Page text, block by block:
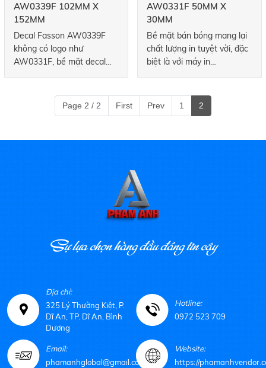
AW0339F 102MM X
152MM
Decal Fasson AW0339F
không có logo như
AW0331F, bề mặt decal
bóng mang lại chất lượng in
tuyệt vời, đặc biệt là với
bên trong cao của lớp lót
AW0331F 50MM X
30MM
Bề mặt bán bóng mang lại
chất lượng in tuyệt vời, đặc
biệt là với máy in
glassine hỗ trợ tuyệt vời
cho việc bế cuộn hay xếp
Page 2 / 2 First Prev 1 2
Sự lựa chọn hàng đầu đáng tin cậy
Địa chỉ:
325 Lý Thường Kiệt, P.
Dĩ An, TP. Dĩ An, Bình
Dương
Hotline:
0972 523 709
Email:
phamanhglobal@gmail.com
Website:
https://